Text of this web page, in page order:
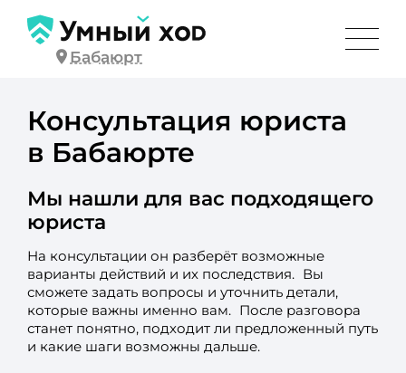
Бабаюрт
Консультация юриста
в Бабаюрте
Мы нашли для вас подходящего
юриста
На консультации он разберёт возможные
варианты действий и их последствия. Вы
сможете задать вопросы и уточнить детали,
которые важны именно вам. После разговора
станет понятно, подходит ли предложенный путь
и какие шаги возможны дальше.